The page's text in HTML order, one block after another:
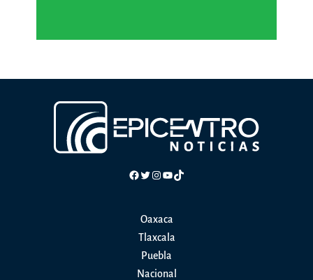
Facebook
Twitter
Instagram
YouTube
TikTok
Oaxaca
Tlaxcala
Puebla
Nacional